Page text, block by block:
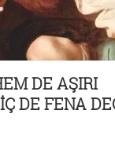
DE AŞIRI
DE FENA